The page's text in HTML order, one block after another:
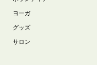
ヨーガ
グッズ
サロン